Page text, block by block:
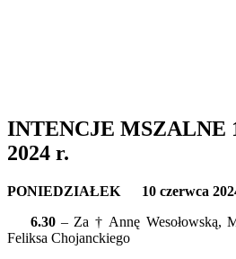
INTENCJE MSZALNE
2024 r.
PONIEDZIAŁEK 10 czerwca
6.30– Za † Annę Wesołowską,
Feliksa Chojanckiego